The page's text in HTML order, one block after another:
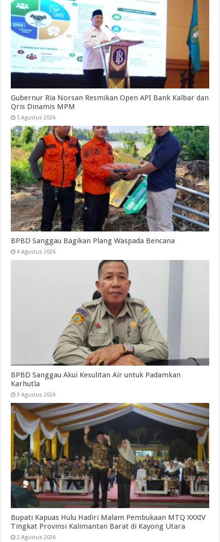
Gubernur Ria Norsan Resmikan Open API Bank Kalbar dan
Qris Dinamis MPM
5 Agustus 2026
BPBD Sanggau Bagikan Plang Waspada Bencana
4 Agustus 2026
BPBD Sanggau Akui Kesulitan Air untuk Padamkan
Karhutla
3 Agustus 2026
Bupati Kapuas Hulu Hadiri Malam Pembukaan MTQ XXXIV
Tingkat Provinsi Kalimantan Barat di Kayong Utara
2 Agustus 2026